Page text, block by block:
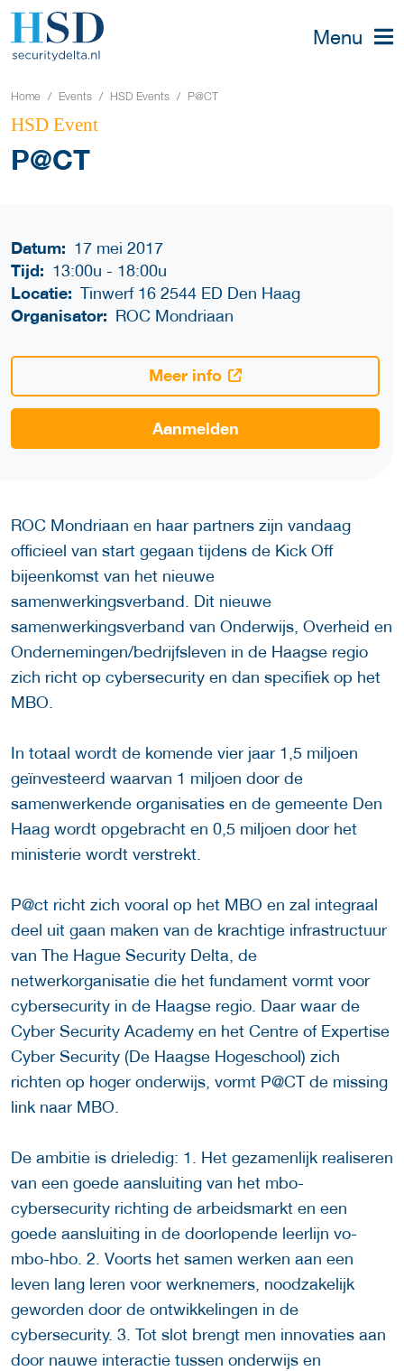
Menu
Home Events HSD Events P@CT
HSD Event
P@CT
Datum: 17 mei 2017
Tijd: 13:00u- 18:00u
Locatie: Tinwerf 16 2544 ED Den Haag
Organisator: ROC Mondriaan
Meer info
Aanmelden
ROC Mondriaan en haar partners zijn vandaag
officieel van start gegaan tijdens de Kick Off
bijeenkomst van het nieuwe
samenwerkingsverband. Dit nieuwe
samenwerkingsverband van Onderwijs, Overheid en
Ondernemingen/bedrijfsleven in de Haagse regio
zich richt op cybersecurity en dan specifiek op het
MBO.
In totaal wordt de komende vier jaar 1,5 miljoen
geïnvesteerd waarvan 1 miljoen door de
samenwerkende organisaties en de gemeente Den
Haag wordt opgebracht en 0,5 miljoen door het
ministerie wordt verstrekt.
P@ct richt zich vooral op het MBO en zal integraal
deel uit gaan maken van de krachtige infrastructuur
van The Hague Security Delta, de
netwerkorganisatie die het fundament vormt voor
cybersecurity in de Haagse regio. Daar waar de
Cyber Security Academy en het Centre of Expertise
Cyber Security (De Haagse Hogeschool) zich
richten op hoger onderwijs, vormt P@CT de missing
link naar MBO.
De ambitie is drieledig: 1. Het gezamenlijk realiseren
van een goede aansluiting van het mbo-
cybersecurity richting de arbeidsmarkt en een
goede aansluiting in de doorlopende leerlijn vo-
mbo-hbo. 2. Voorts het samen werken aan een
leven lang leren voor werknemers, noodzakelijk
geworden door de ontwikkelingen in de
cybersecurity. 3. Tot slot brengt men innovaties aan
door nauwe interactie tussen onderwijs en